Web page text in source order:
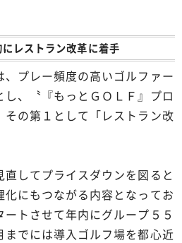
レストラン改革に着手
プレー頻度の高いゴルファー
、〝『もっとＧＯＬＦ』プロ
の第１として「レストラン改
してプライスダウンを図ると
化にもつながる内容となってお
トさせて年内にグループ５５
までには導入ゴルフ場を都心近